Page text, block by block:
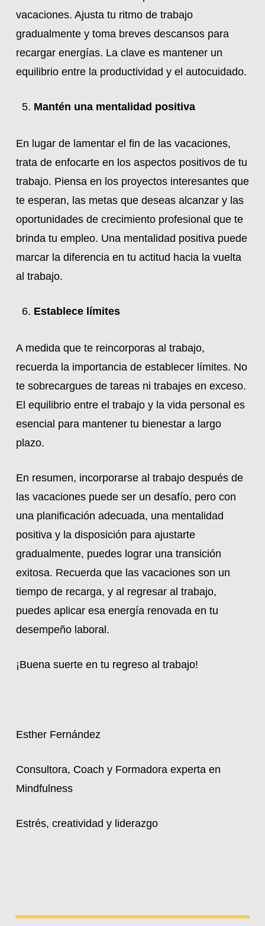
vacaciones. Ajusta tu ritmo de trabajo
gradualmente y toma breves descansos para
recargar energías. La clave es mantener un
equilibrio entre la productividad y el autocuidado.
Mantén una mentalidad positiva
En lugar de lamentar el fin de las vacaciones,
trata de enfocarte en los aspectos positivos de tu
trabajo. Piensa en los proyectos interesantes que
te esperan, las metas que deseas alcanzar y las
oportunidades de crecimiento profesional que te
brinda tu empleo. Una mentalidad positiva puede
marcar la diferencia en tu actitud hacia la vuelta
al trabajo.
Establece límites
A medida que te reincorporas al trabajo,
recuerda la importancia de establecer límites. No
te sobrecargues de tareas ni trabajes en exceso.
El equilibrio entre el trabajo y la vida personal es
esencial para mantener tu bienestar a largo
plazo.
En resumen, incorporarse al trabajo después de
las vacaciones puede ser un desafío, pero con
una planificación adecuada, una mentalidad
positiva y la disposición para ajustarte
gradualmente, puedes lograr una transición
exitosa. Recuerda que las vacaciones son un
tiempo de recarga, y al regresar al trabajo,
puedes aplicar esa energía renovada en tu
desempeño laboral.
¡Buena suerte en tu regreso al trabajo!
Esther Fernández
Consultora, Coach y Formadora experta en
Mindfulness
Estrés, creatividad y liderazgo